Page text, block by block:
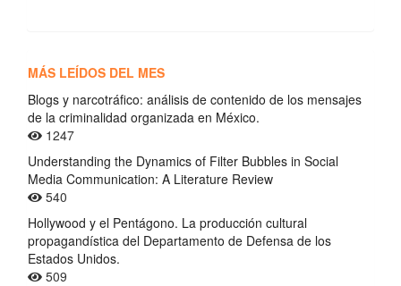
MÁS LEÍDOS DEL MES
Blogs y narcotráfico: análisis de contenido de los mensajes
de la criminalidad organizada en México.
1247
Understanding the Dynamics of Filter Bubbles in Social
Media Communication: A Literature Review
540
Hollywood y el Pentágono. La producción cultural
propagandística del Departamento de Defensa de los
Estados Unidos.
509